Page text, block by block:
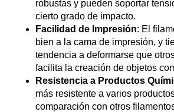
robustas y pueden soportar
cierto grado de impacto.
Facilidad de Impresión: El
bien a la cama de impresión, y
tendencia a deformarse que
facilita la creación de objetos
Resistencia a Productos
más resistente a varios
comparación con otros